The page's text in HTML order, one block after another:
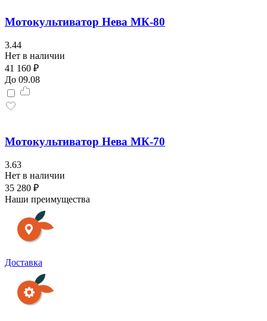
Мотокультиватор Нева МК-80
3.44
Нет в наличии
41 160 ₽
До 09.08
Мотокультиватор Нева МК-70
3.63
Нет в наличии
35 280 ₽
Наши преимущества
Доставка